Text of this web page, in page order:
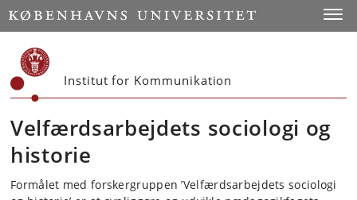
Start
Institut for Kommunikation
Velfærdsarbejdets sociologi og
historie
Formålet med forskergruppen ’Velfærdsarbejdets sociologi